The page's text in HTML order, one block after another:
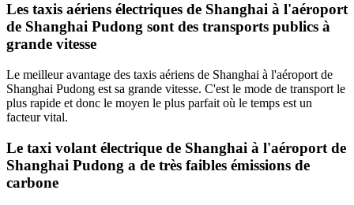
Les taxis aériens électriques de Shanghai à l'aéroport
de Shanghai Pudong sont des transports publics à
grande vitesse
Le meilleur avantage des taxis aériens de Shanghai à l'aéroport de
Shanghai Pudong est sa grande vitesse. C'est le mode de transport le
plus rapide et donc le moyen le plus parfait où le temps est un
facteur vital.
Le taxi volant électrique de Shanghai à l'aéroport de
Shanghai Pudong a de très faibles émissions de
carbone